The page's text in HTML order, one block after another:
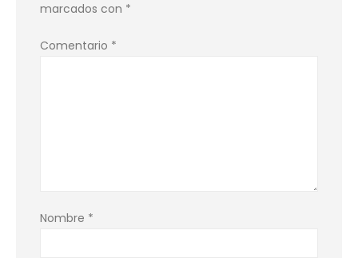
marcados con *
Comentario *
Nombre *